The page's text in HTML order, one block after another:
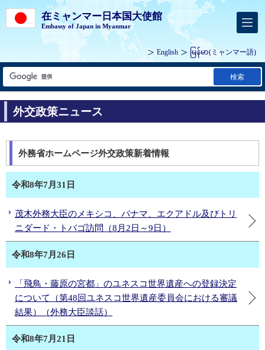
在ミャンマー日本国大使館
Embassy of Japan in Myanmar
English မြန်မာ(ミャンマー語)
検索
外交政策ニュース
外務省ホームページ外交政策新着情報
令和8年7月31日
茂木外務大臣のメキシコ、パナマ、エクアドル及びトリ
ニダード・トバゴ訪問（8月2日～9日）
令和8年7月26日
「飛鳥・藤原の宮都」のユネスコ世界遺産への登録決定
について（第48回ユネスコ世界遺産委員会における審議
結果）（外務大臣談話）
令和8年7月21日